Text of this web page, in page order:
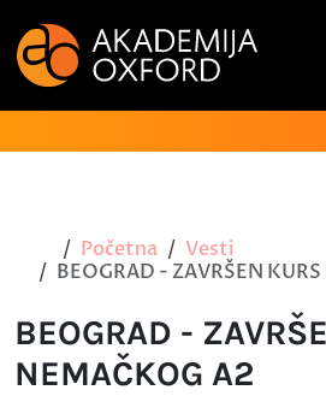
Početna
Vesti
BEOGRAD - ZAVRŠEN
BEOGRAD -
NEMAČKOG A2